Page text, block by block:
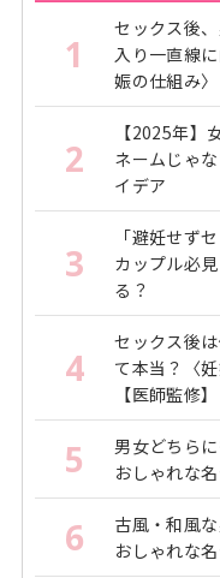
1
セックス後
入り一直線
娠の仕組み〉
2
【2025年】
ネームじゃ
イデア
3
「避妊せず
カップル必
る？
4
セックス後
て本当？〈
【医師監修】
5
男女どちら
おしゃれな
6
古風・和風
おしゃれな